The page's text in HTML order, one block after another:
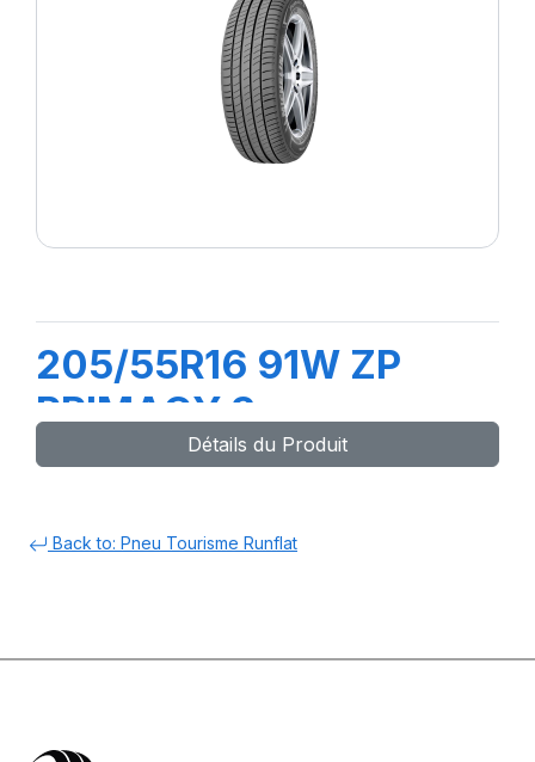
205/55R16 91W ZP
PRIMACY 3
Détails du Produit
Back to: Pneu Tourisme Runflat